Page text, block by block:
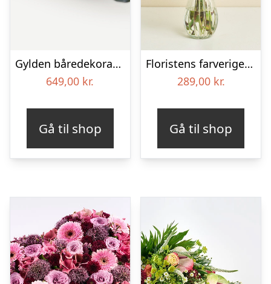
Gylden båredekoration
649,00 kr.
Gå til shop
Floristens farverige kondolencebuket
289,00 kr.
Gå til shop